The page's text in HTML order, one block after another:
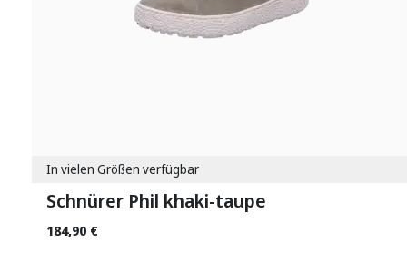
In vielen Größen verfügbar
Schnürer Phil khaki-taupe
184,90 €